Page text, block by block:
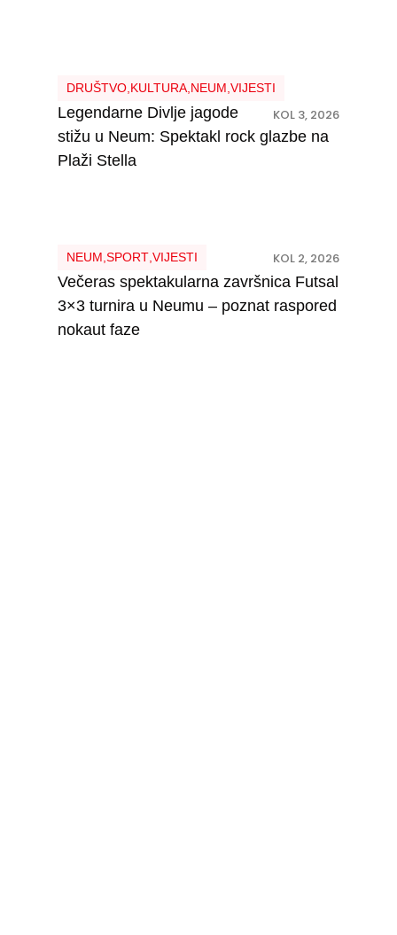
DRUŠTVO, KULTURA, NEUM VIJESTI
KOL 3, 2026
Legendarne Divlje jagode
stižu u Neum: Spektakl rock glazbe na
Plaži Stella
NEUM SPORT, VIJESTI KOL 2, 2026
Večeras spektakularna završnica Futsal
3×3 turnira u Neumu – poznat raspored
nokaut faze